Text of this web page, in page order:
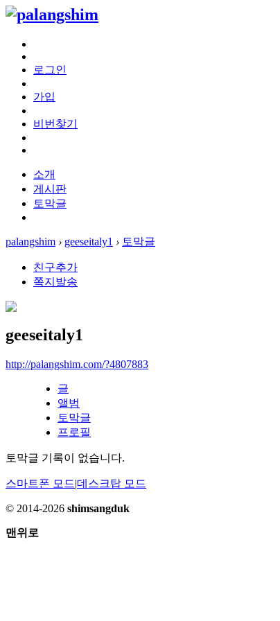
로그인
가입
비번찾기
소개
게시판
토막글
palangshim › geeseitaly1 › 토막글
친구추가
쪽지발송
geeseitaly1
http://palangshim.com/?4807883
글
앨범
토막글
프로필
토막글 기록이 없습니다.
스마트폰 모드|데스크탑 모드
© 2014-2026 shimsangduk
맨위로